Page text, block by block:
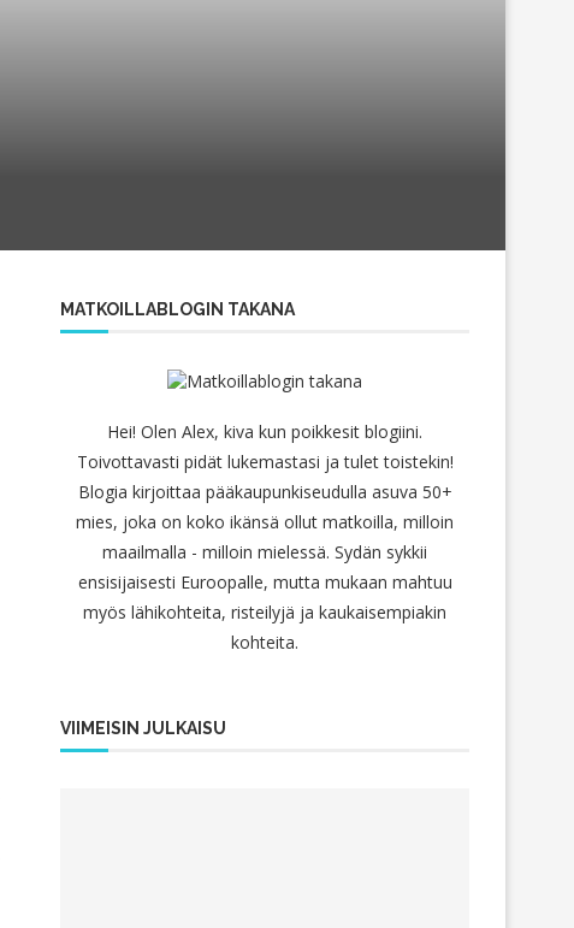
MATKOILLABLOGIN TAKANA
Hei! Olen Alex, kiva kun poikkesit blogiini.
Toivottavasti pidät lukemastasi ja tulet toistekin!
Blogia kirjoittaa pääkaupunkiseudulla asuva 50+
mies, joka on koko ikänsä ollut matkoilla, milloin
maailmalla - milloin mielessä. Sydän sykkii
ensisijaisesti Euroopalle, mutta mukaan mahtuu
myös lähikohteita, risteilyjä ja kaukaisempiakin
kohteita.
VIIMEISIN JULKAISU